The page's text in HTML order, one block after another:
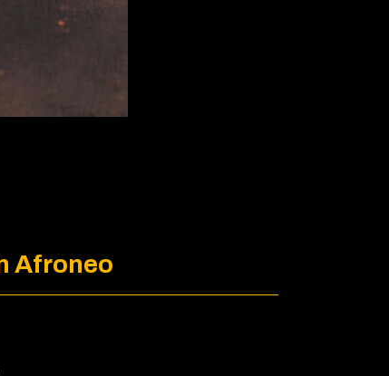
Afroneo